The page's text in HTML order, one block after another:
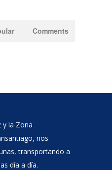
Comments
y la Zona
nos
transportando a
día a día.